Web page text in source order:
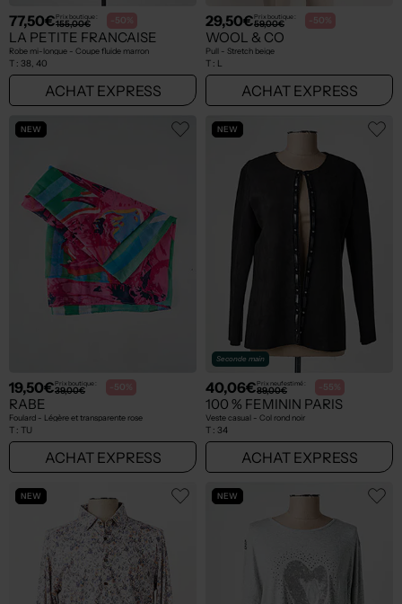
77,50€Prix boutique :
155,00€ -50%
LA PETITE FRANCAISE
Robe mi-longue - Coupe fluide marron
T : 38, 40
ACHAT EXPRESS
29,50€Prix boutique :
59,00€ -50%
WOOL & CO
Pull - Stretch beige
T : L
ACHAT EXPRESS
NEW
19,50€Prix boutique :
39,00€ -50%
RABE
Foulard - Légère et transparente rose
T : TU
ACHAT EXPRESS
NEW
Seconde main
40,06€Prix neuf estimé :
89,00€ -55%
100 % FEMININ PARIS
Veste casual - Col rond noir
T : 34
ACHAT EXPRESS
NEW NEW